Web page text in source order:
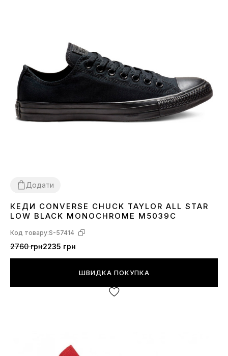
Додати
36373839 40 414344
КЕДИ CONVERSE CHUCK TAYLOR ALL STAR
LOW BLACK MONOCHROME M5039C
Код товару:S-57414
2760 грн2235 грн
ШВИДКА ПОКУПКА